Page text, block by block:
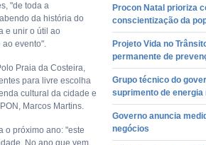
Procon Natal prioriza
conscientização da
Projeto Vida no
permanente de
Grupo técnico do
suprimento de energia
Governo anuncia
negócios
"de toda a
da história do
e unir o útil ao
ao evento".
Praia da Costeira,
para livre escolha
cultural da cidade e
Marcos Martins.
o próximo ano: "este
No ano que vem,